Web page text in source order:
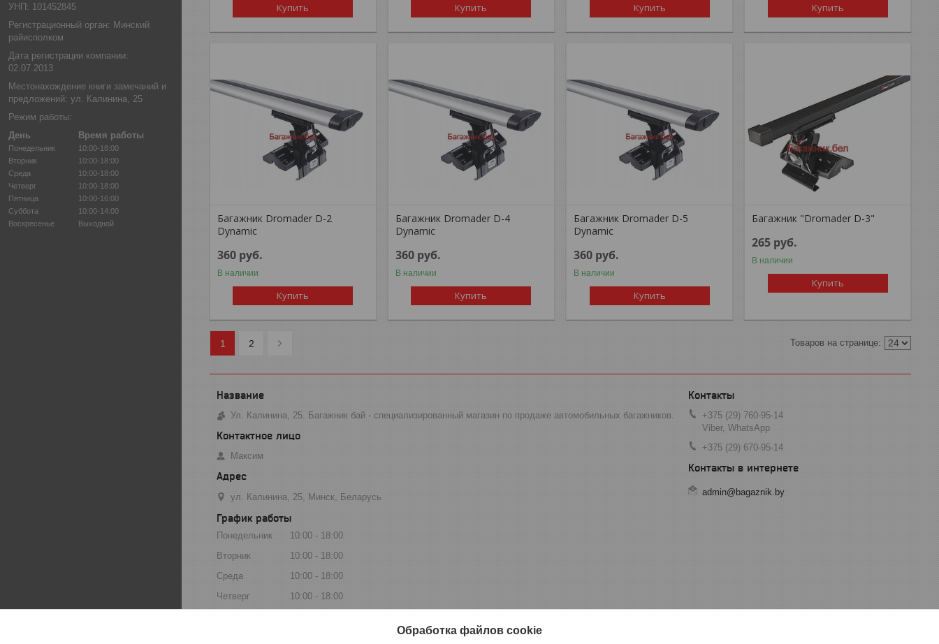
УНП: 101452845
Регистрационный орган: Минский
райисполком
Дата регистрации компании:
02.07.2013
Местонахождение книги замечаний и
предложений: ул. Калинина, 25
Режим работы:
День
Время работы
Понедельник
10:00-18:00
Вторник
10:00-18:00
Среда
10:00-18:00
Четверг
10:00-18:00
Пятница
10:00-16:00
Суббота
10:00-14:00
Воскресенье
Выходной
Купить Купить Купить Купить
Багажник Dromader D-2
Dynamic
360 руб.
В наличии
Купить
Багажник Dromader D-4
Dynamic
360 руб.
В наличии
Купить
Багажник Dromader D-5
Dynamic
360 руб.
В наличии
Купить
Багажник "Dromader D-3"
265 руб.
В наличии
Купить
1 2
Ул. Калинина, 25. Багажник бай - специализированный магазин по продаже автомобильных багажников.
Максим
ул. Калинина, 25, Минск, Беларусь
+375 (29) 760-95-14
Viber, WhatsApp
+375 (29) 670-95-14
admin@bagaznik.by
График работы
Понедельник 10:00
18:00
Вторник
10:00
18:00
Среда
10:00
18:00
Четверг
10:00
18:00
Обработка файлов cookie